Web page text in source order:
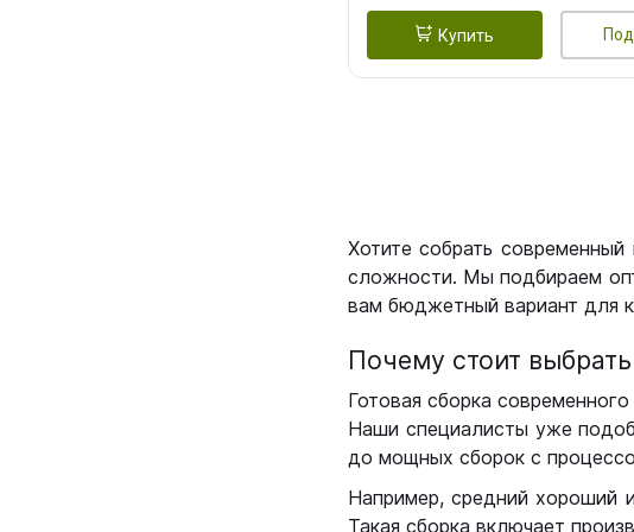
Купить
Хотите собрать
сложности. Мы подбираем
вам бюджетный вариант для
Почему стоит
Готовая сборка
Наши специалисты уже
до мощных сборок с
Например, средний хороший
Такая сборка включает